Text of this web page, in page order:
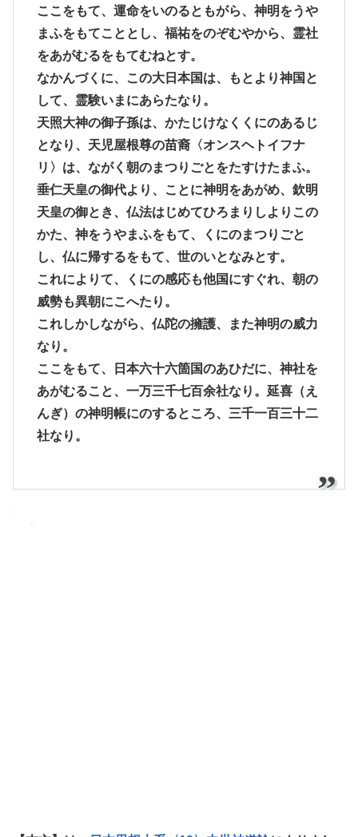
ここをもて、運命をいのるともがら、神明をうや
まふをもてこととし、福祐をのぞむやから、霊社
をあがむるをもてむねとす。
なかんづくに、この大日本国は、もとより神国と
して、霊験いまにあらたなり。
天照大神の御子孫は、かたじけなくくにのあるじ
となり、天児屋根尊の苗裔〈オンスヘトイフナ
リ〉は、ながく朝のまつりごとをたすけたまふ。
垂仁天皇の御代より、ことに神明をあがめ、欽明
天皇の御とき、仏法はじめてひろまりしよりこの
かた、神をうやまふをもて、くにのまつりごと
し、仏に帰するをもて、世のいとなみとす。
これによりて、くにの感応も他国にすぐれ、朝の
威勢も異朝にこへたり。
これしかしながら、仏陀の擁護、また神明の威力
なり。
ここをもて、日本六十六箇国のあひだに、神社を
あがむること、一万三千七百余社なり。延喜（え
んぎ）の神明帳にのするところ、三千一百三十二
社なり。